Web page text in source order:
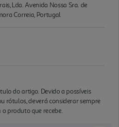
Lda. Avenida Nossa Sra. de
Correia, Portugal
do artigo. Devido a possíveis
rótulos, deverá considerar sempre
produto que recebe.